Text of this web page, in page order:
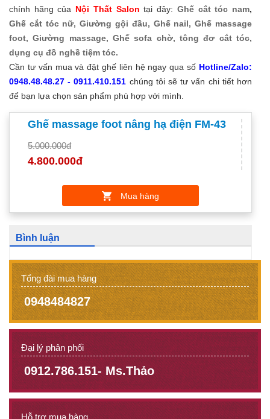
chính hãng của Nội Thất Salon tại đây: Ghế cắt tóc nam,
Ghế cắt tóc nữ, Giường gội đầu, Ghế nail, Ghế massage
foot, Giường massage, Ghế sofa chờ, tông đơ cắt tóc,
dụng cụ đồ nghề tiệm tóc.
Cần tư vấn mua và đặt ghế liên hệ ngay qua số Hotline/Zalo:
0948.48.48.27 - 0911.410.151 chúng tôi sẽ tư vấn chi tiết hơn
để bạn lựa chọn sản phẩm phù hợp với mình.
Ghế massage foot nâng hạ điện FM-43
5.000.000đ
4.800.000đ
Mua hàng
Bình luận
Tổng đài mua hàng
0948484827
Đại lý phân phối
0912.786.151- Ms.Thảo
Hỗ trợ mua hàng